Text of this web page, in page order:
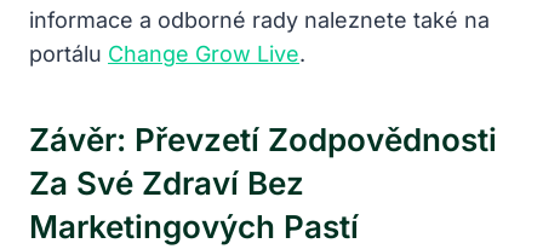
informace a odborné rady naleznete také na
portálu Change Grow Live.
Závěr: Převzetí Zodpovědnosti
Za Své Zdraví Bez
Marketingových Pastí